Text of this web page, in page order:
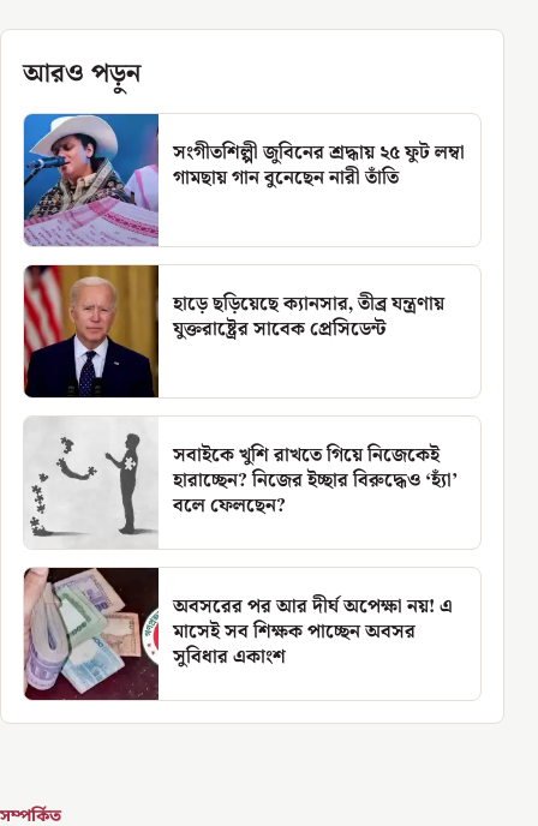
আরও পড়ুন
সংগীতশিল্পী জুবিনের শ্রদ্ধায় ২৫ ফুট লম্বা
গামছায় গান বুনেছেন নারী তাঁতি
হাড়ে ছড়িয়েছে ক্যানসার, তীব্র যন্ত্রণায়
যুক্তরাষ্ট্রের সাবেক প্রেসিডেন্ট
সবাইকে খুশি রাখতে গিয়ে নিজেকেই
হারাচ্ছেন? নিজের ইচ্ছার বিরুদ্ধেও ‘হ্যাঁ’
বলে ফেলছেন?
অবসরের পর আর দীর্ঘ অপেক্ষা নয়! এ
মাসেই সব শিক্ষক পাচ্ছেন অবসর
সুবিধার একাংশ
সম্পর্কিত